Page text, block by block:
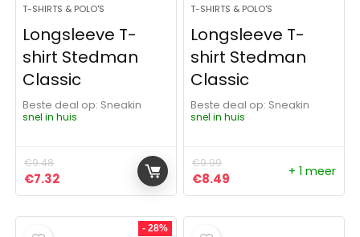
T-SHIRTS & POLO'S
Longsleeve T-
shirt Stedman
Classic
Beste deal op:
Sneakin
snel in huis
€9.48
Oorspronkelijke prijs was: €9.48.
€7.32Huidige prijs is: €7.32.
T-SHIRTS & POLO'S
Longsleeve T-
shirt Stedman
Classic
Beste deal op:
Sneakin
snel in huis
€9.99
Oorspronkelijke prijs
€8.49 Huidige prijs is:
+ 1 meer
- 28%